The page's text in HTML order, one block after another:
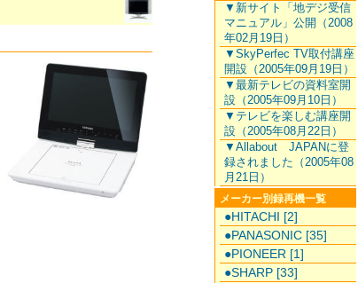
▼新サイト「地デジ受信
マニュアル」公開（2008
年02月19日）
▼SkyPerfec TV取付講座
開設（2005年09月19日）
▼最新テレビの資料室開
設（2005年09月10日）
▼テレビを楽しむ講座開
設（2005年08月22日）
▼Allabout JAPANに登
録されました（2005年08
月21日）
メーカー別録再機一覧
●HITACHI [2]
●PANASONIC [35]
●PIONEER [1]
●SHARP [33]